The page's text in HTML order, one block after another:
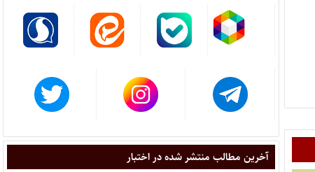
آخرین مطالب منتشر شده در اختبار